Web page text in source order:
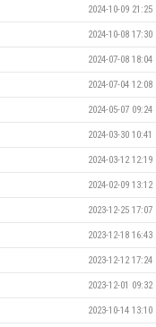
2024-10-09 21:25
2024-10-08 17:30
2024-07-08 18:04
2024-07-04 12:08
2024-05-07 09:24
2024-03-30 10:41
2024-03-12 12:19
2024-02-09 13:12
2023-12-25 17:07
2023-12-18 16:43
2023-12-12 17:24
2023-12-01 09:32
2023-10-14 13:10